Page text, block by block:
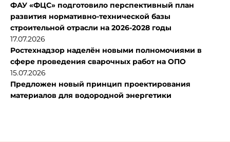
ФАУ «ФЦС» подготовило перспективный план
развития нормативно-технической базы
строительной отрасли на 2026-2028 годы
17.07.2026
Ростехнадзор наделён новыми полномочиями в
сфере проведения сварочных работ на ОПО
15.07.2026
Предложен новый принцип проектирования
материалов для водородной энергетики